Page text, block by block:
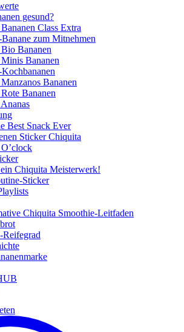
gesund?
Class Extra
zum Mitnehmen
Bananen
Bananen
Bananen
Bananen
Best Snack Ever
Sticker Chiquita
Chiquita Meisterwerk!
Sticker
Chiquita Smoothie-Leitfaden
Reifegrad